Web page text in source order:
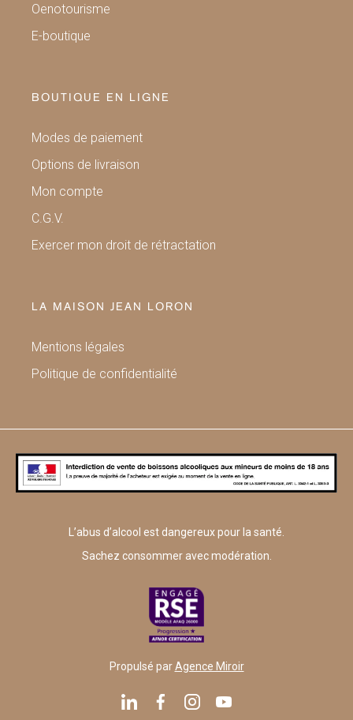
Oenotourisme
E-boutique
BOUTIQUE EN LIGNE
Modes de paiement
Options de livraison
Mon compte
C.G.V.
Exercer mon droit de rétractation
LA MAISON JEAN LORON
Mentions légales
Politique de confidentialité
L’abus d’alcool est dangereux pour la santé.
Sachez consommer avec modération.
Propulsé parAgence Miroir